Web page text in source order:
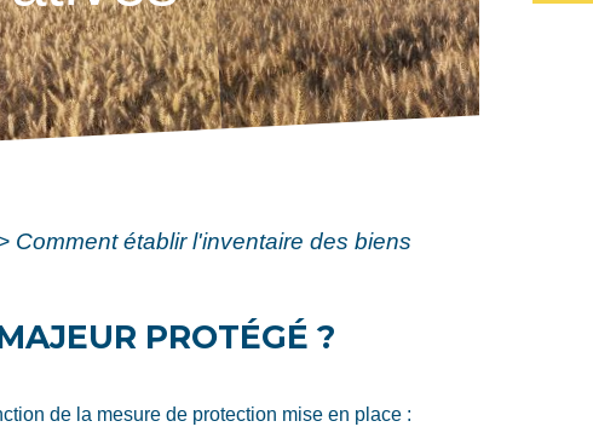
Comment établir l'inventaire des biens
PROTÉGÉ ?
de la mesure de protection mise en place :